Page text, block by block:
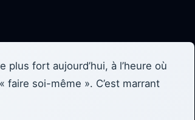
plus fort aujourd’hui, à l’heure où
faire soi-même ». C’est marrant